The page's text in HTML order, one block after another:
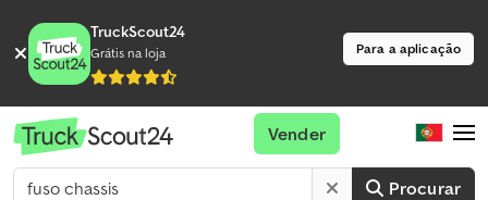
TruckScout24
Grátis na loja Para a aplicação
Procurar
Vender